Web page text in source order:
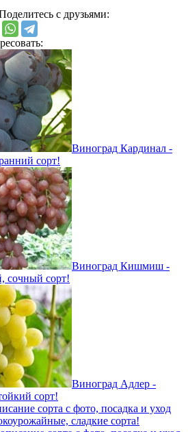
с друзьями:
Виноград Кардинал -
сорт!
Виноград Кишмиш -
сочный сорт!
Виноград Адлер -
сорт!
сладкие сорта!